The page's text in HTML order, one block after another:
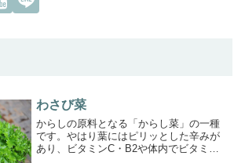
わさび菜
からしの原料となる「からし菜」の一種
です。やはり葉にはピリッとした辛みが
あり、ビタミンC・B2や体内でビタミン